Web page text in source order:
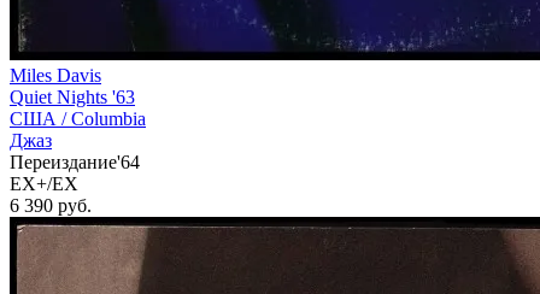
Miles Davis
Quiet Nights '63
США /Columbia
Джаз
Переиздание'64
EX+/EX
6 390 руб.